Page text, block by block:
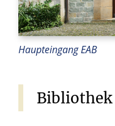
Haupteingang EAB
Bibliothek